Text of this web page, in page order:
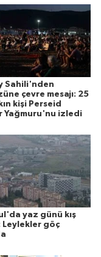
Sahili'nden
çevre mesajı: 25
kişi Perseid
Yağmuru'nu izledi
yaz günü kış
Leylekler göç